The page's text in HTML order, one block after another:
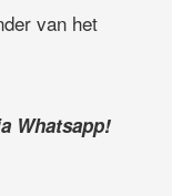
van het
Whatsapp!